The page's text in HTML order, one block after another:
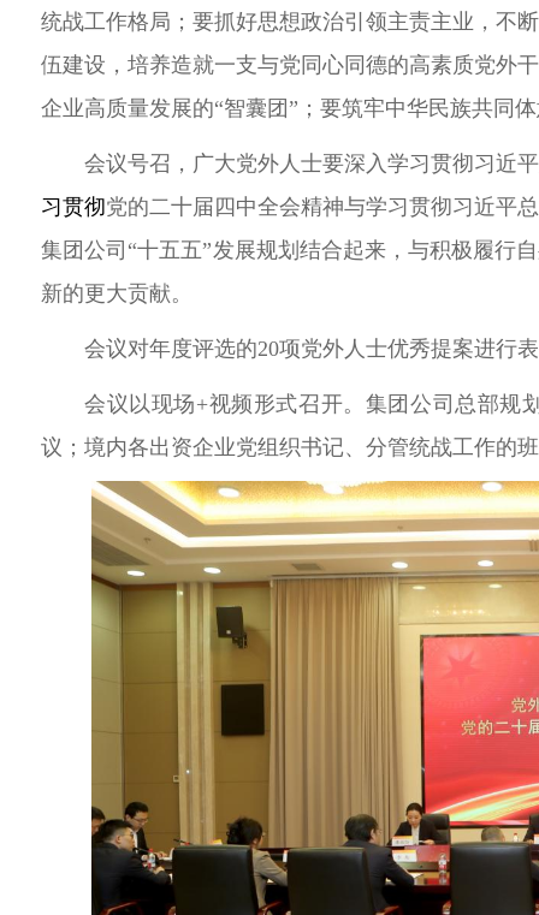
统战工作格局；要抓好思想政治引领主责主业，不
伍建设，培养造就一支与党同心同德的高素质党外
企业高质量发展的“智囊团”； 要筑牢中华民族共同
会议号召， 广大党外人士要深入学习贯彻习近
习贯彻党的二十届四中全会精神与学习贯彻习近平
集团公司“十五五”发展规划结合起来，与积极履行
新的更大贡献。
会议对年度评选的20项党外人士优秀提案进行
会议以现场+视频形式召开。 集团公司总部规
议；境内各出资企业党组织书记、分管统战工作的